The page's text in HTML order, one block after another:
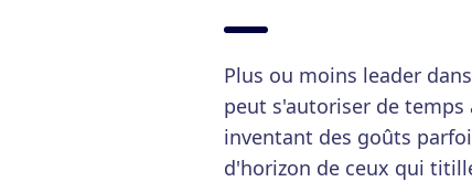
Plus ou moins leader
peut s'autoriser de
inventant des goûts
d'horizon de ceux qui